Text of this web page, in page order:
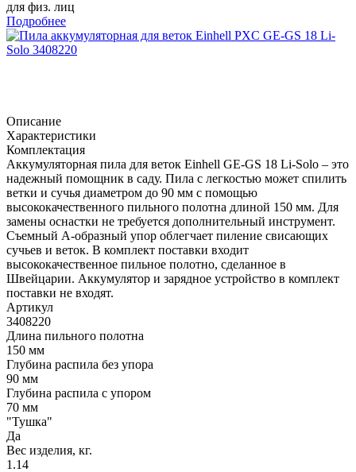
для физ. лиц
Подробнее
Описание
Характеристики
Комплектация
Аккумуляторная пила для веток Einhell GE-GS 18 Li-Solo – это
надежный помощник в саду. Пила с легкостью может спилить
ветки и сучья диаметром до 90 мм с помощью
высококачественного пильного полотна длиной 150 мм. Для
замены оснастки не требуется дополнительный инструмент.
Съемный А-образный упор облегчает пиление свисающих
сучьев и веток. В комплект поставки входит
высококачественное пильное полотно, сделанное в
Швейцарии. Аккумулятор и зарядное устройство в комплект
поставки не входят.
Артикул
3408220
Длина пильного полотна
150 мм
Глубина распила без упора
90 мм
Глубина распила с упором
70 мм
"Тушка"
Да
Вес изделия, кг.
1.14